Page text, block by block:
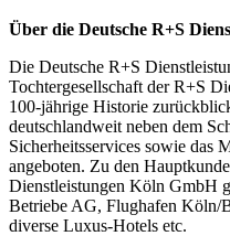
Über die Deutsche R+S
Die Deutsche R+S
Tochtergesellschaft der R+S
100-jährige Historie
deutschlandweit neben dem
Sicherheitsservices sowie das
angeboten. Zu den
Dienstleistungen Köln GmbH
Betriebe AG, Flughafen
diverse Luxus-Hotels etc.